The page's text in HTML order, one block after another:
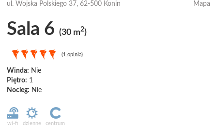
Mapa
ul. Wojska Polskiego 37, 62-500 Konin
Sala 6 (30 m2)
(1 opinia)
Winda: Nie
Piętro: 1
Nocleg: Nie
wi-fi dzienne centrum